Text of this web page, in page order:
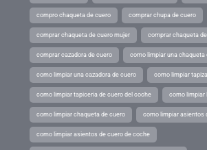
compro chaqueta de cuero comprar chupa de cuero
comprar chaqueta de cuero mujer comprar chaqueta
comprar cazadora de cuero como limpiar una chaqueta
como limpiar una cazadora de cuero como limpiar
como limpiar tapiceria de cuero del coche como limpiar
como limpiar chaqueta de cuero como limpiar asientos
como limpiar asientos de cuero de coche